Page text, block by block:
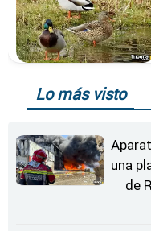
Lo más visto
una
de